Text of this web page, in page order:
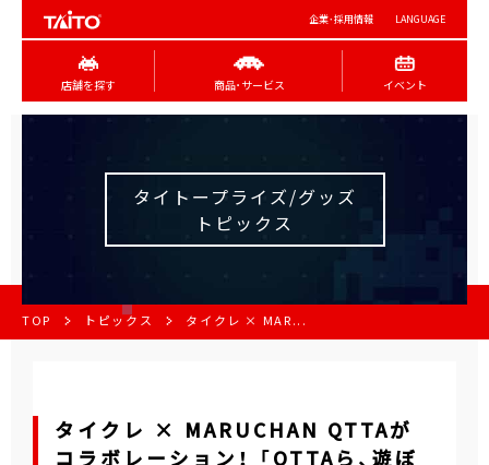
企業･採用情報 LANGUAGE
店舗を探す 商品･サービス イベント
タイトープライズ/グッズ
トピックス
TOP トピックス タイクレ × MAR...
タイクレ × MARUCHAN QTTAが
コラボレーション！ 「QTTAら、遊ぼ